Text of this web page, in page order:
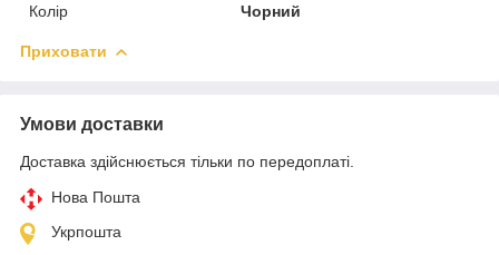
Колір
Чорний
Приховати
Умови доставки
Доставка здійснюється тільки по передоплаті.
Нова Пошта
Укрпошта